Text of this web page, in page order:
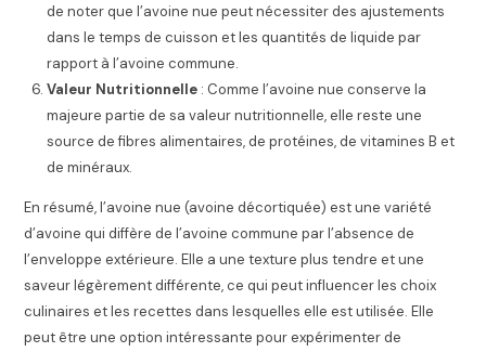
de noter que l’avoine nue peut nécessiter des ajustements
dans le temps de cuisson et les quantités de liquide par
rapport à l’avoine commune.
Valeur Nutritionnelle : Comme l’avoine nue conserve la
majeure partie de sa valeur nutritionnelle, elle reste une
source de fibres alimentaires, de protéines, de vitamines B et
de minéraux.
En résumé, l’avoine nue (avoine décortiquée) est une variété
d’avoine qui diffère de l’avoine commune par l’absence de
l’enveloppe extérieure. Elle a une texture plus tendre et une
saveur légèrement différente, ce qui peut influencer les choix
culinaires et les recettes dans lesquelles elle est utilisée. Elle
peut être une option intéressante pour expérimenter de